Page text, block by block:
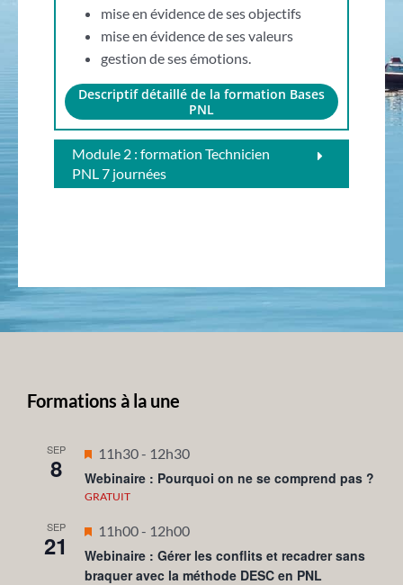
mise en évidence de ses objectifs
mise en évidence de ses valeurs
gestion de ses émotions.
Descriptif détaillé de la formation Bases
PNL
Module 2 : formation Technicien
PNL 7 journées
Formations à la une
SEP
8
Mis
en
avant
11h30- 12h30
Webinaire : Pourquoi on ne se comprend pas ?
GRATUIT
SEP
21
Mis
en
avant
11h00- 12h00
Webinaire : Gérer les conflits et recadrer sans
braquer avec la méthode DESC en PNL